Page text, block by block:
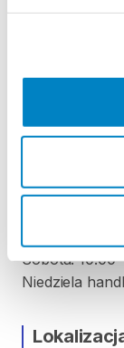
ODBIÓR I
Wtorek:
Środa: 10:00 -
Czwartek:
Sobota: 10:00